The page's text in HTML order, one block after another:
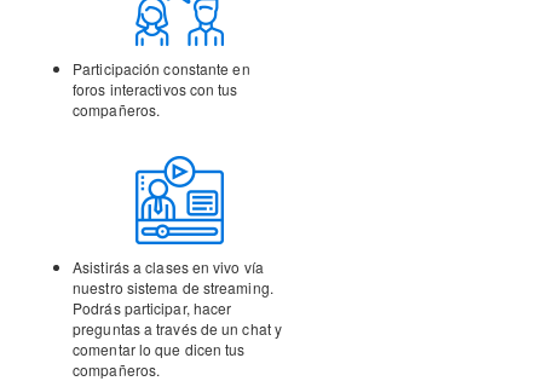
Participación constante en
foros interactivos con tus
compañeros.
Asistirás a clases en vivo vía
nuestro sistema de streaming.
Podrás participar, hacer
preguntas a través de un chat y
comentar lo que dicen tus
compañeros.